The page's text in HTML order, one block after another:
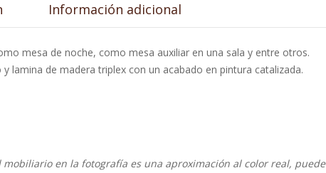
Información adicional
mesa de noche, como mesa auxiliar en una sala y entre otros.
lamina de madera triplex con un acabado en pintura catalizada.
en la fotografía es una aproximación al color real, puede